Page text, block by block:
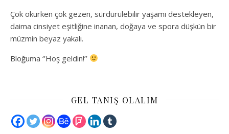
Çok okurken çok gezen, sürdürülebilir yaşamı destekleyen,
daima cinsiyet eşitliğine inanan, doğaya ve spora düşkün bir
müzmin beyaz yakalı.
Bloğuma ‘’Hoş geldin!’’
GEL TANIŞ OLALIM